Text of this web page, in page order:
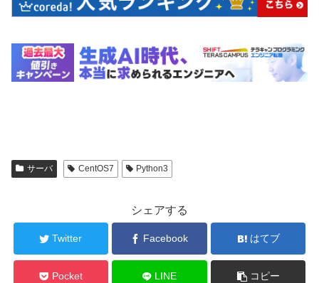
サーバ CentOS7 Python3
シェアする
Twitter Facebook はてブ
Pocket LINE コピー